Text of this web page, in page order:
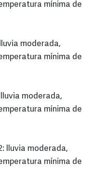
mínima de
moderada,
mínima de
moderada,
mínima de
lluvia moderada,
mínima de